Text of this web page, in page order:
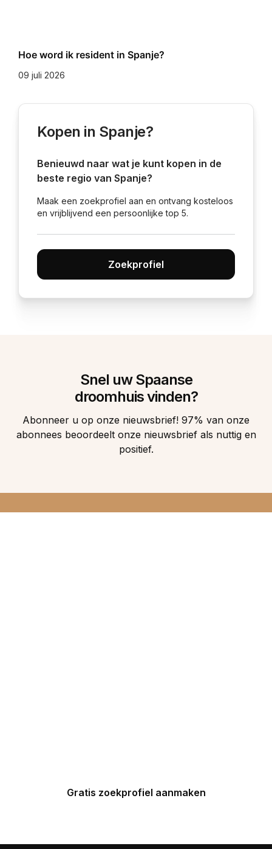
Hoe word ik resident in Spanje?
09 juli 2026
Kopen in Spanje?
Benieuwd naar wat je kunt kopen in de
beste regio van Spanje?
Maak een zoekprofiel aan en ontvang kosteloos
en vrijblijvend een persoonlijke top 5.
Zoekprofiel
Snel uw Spaanse
droomhuis vinden?
Abonneer u op onze nieuwsbrief! 97% van onze
abonnees beoordeelt onze nieuwsbrief als nuttig en
positief.
Gratis zoekprofiel aanmaken